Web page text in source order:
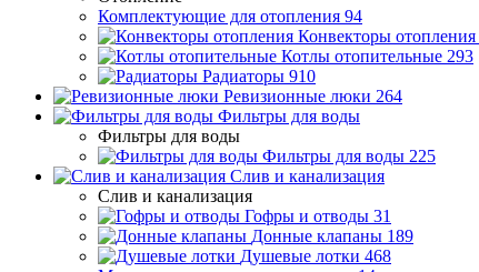
Комплектующие для отопления 94
Конвекторы отопления
Котлы отопительные 293
Радиаторы 910
Ревизионные люки 264
Фильтры для воды
Фильтры для воды
Фильтры для воды 225
Слив и канализация
Слив и канализация
Гофры и отводы 31
Донные клапаны 189
Душевые лотки 468